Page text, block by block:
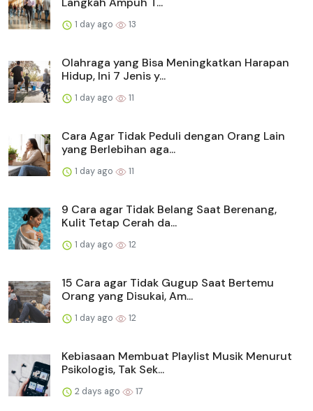
1 day ago 13
Olahraga yang Bisa Meningkatkan Harapan
Hidup, Ini 7 Jenis y...
1 day ago 11
Cara Agar Tidak Peduli dengan Orang Lain
yang Berlebihan aga...
1 day ago 11
9 Cara agar Tidak Belang Saat Berenang,
Kulit Tetap Cerah da...
1 day ago 12
15 Cara agar Tidak Gugup Saat Bertemu
Orang yang Disukai, Am...
1 day ago 12
Kebiasaan Membuat Playlist Musik Menurut
Psikologis, Tak Sek...
2 days ago 17